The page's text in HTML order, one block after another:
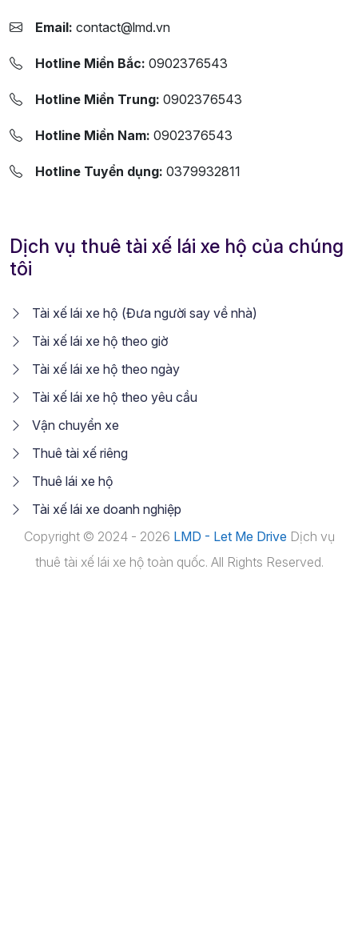
Email: contact@lmd.vn
Hotline Miền Bắc: 0902376543
Hotline Miền Trung: 0902376543
Hotline Miền Nam: 0902376543
Hotline Tuyển dụng: 0379932811
Dịch vụ thuê tài xế lái xe hộ của chúng
tôi
Tài xế lái xe hộ (Đưa người say về nhà)
Tài xế lái xe hộ theo giờ
Tài xế lái xe hộ theo ngày
Tài xế lái xe hộ theo yêu cầu
Vận chuyển xe
Thuê tài xế riêng
Thuê lái xe hộ
Tài xế lái xe doanh nghiệp
Copyright © 2024 - 2026 LMD - Let Me Drive Dịch vụ
thuê tài xế lái xe hộ toàn quốc. All Rights Reserved.